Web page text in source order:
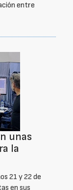
entre
unas
la
21 y 22 de
en sus